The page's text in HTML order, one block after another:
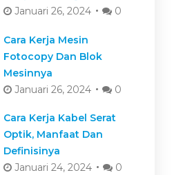
Januari 26, 2024
0
Cara Kerja Mesin
Fotocopy Dan Blok
Mesinnya
Januari 26, 2024
0
Cara Kerja Kabel Serat
Optik, Manfaat Dan
Definisinya
Januari 24, 2024
0